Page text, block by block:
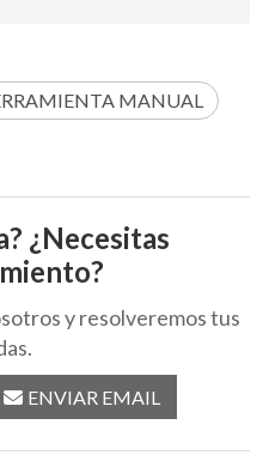
MANUAL
¿Necesitas
y resolveremos tus
ENVIAR EMAIL